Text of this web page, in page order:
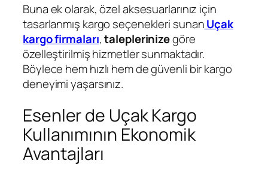
Buna ek olarak, özel aksesuarlarınız için
tasarlanmış kargo seçenekleri sunanUçak
kargo firmaları,taleplerinizegöre
özelleştirilmiş hizmetler sunmaktadır.
Böylece hem hızlı hem de güvenli bir kargo
deneyimi yaşarsınız.
Esenler de Uçak Kargo
Kullanımının Ekonomik
Avantajları